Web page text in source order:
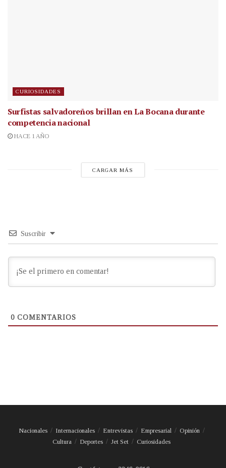
CURIOSIDADES
Surfistas salvadoreños brillan en La Bocana durante
competencia nacional
HACE 1 AÑO
CARGAR MÁS
Suscribir
0 COMENTARIOS
Nacionales Internacionales Entrevistas Empresarial
Opinión
Cultura
Deportes Jet Set Curiosidades